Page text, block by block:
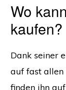
Wo
kaufen?
Dank seiner
auf fast allen
finden ihn